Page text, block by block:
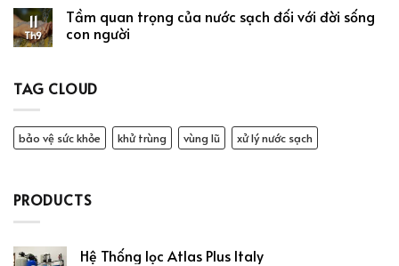
11
Th9
Tầm quan trọng của nước sạch đối với đời sống
con người
TAG CLOUD
bảo vệ sức khỏe khử trùng vùng lũ xử lý nước sạch
PRODUCTS
Hệ Thống lọc Atlas Plus Italy